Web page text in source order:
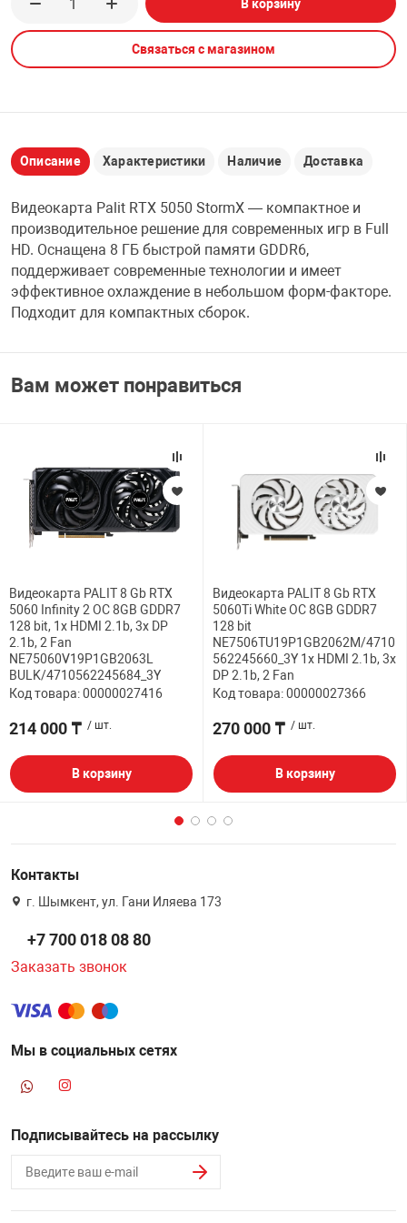
PCI АДАПТЕРЫ
USB
CARD RIDER
НАБОР ДЛЯ
CD-DVD ДИСКИ
В корзину
Связаться с магазином
Описание Характеристики Наличие Доставка
Видеокарта Palit RTX 5050 StormX — компактное и
производительное решение для современных игр в Full
HD. Оснащена 8 ГБ быстрой памяти GDDR6,
поддерживает современные технологии и имеет
эффективное охлаждение в небольшом форм-факторе.
Подходит для компактных сборок.
Вам может понравиться
Видеокарта PALIT 8 Gb RTX
5060 Infinity 2 OC 8GB GDDR7
128 bit, 1x HDMI 2.1b, 3x DP
2.1b, 2 Fan
NE75060V19P1GB2063L
BULK/4710562245684_3Y
Код товара: 00000027416
214 000 ₸ / шт.
В корзину
Видеокарта PALIT 8 Gb RTX
5060Ti White OC 8GB GDDR7
128 bit
NE7506TU19P1GB2062M/4710
562245660_3Y 1x HDMI 2.1b, 3x
DP 2.1b, 2 Fan
Код товара: 00000027366
270 000 ₸ / шт.
В корзину
Контакты
г. Шымкент, ул. Гани Иляева 173
+7 700 018 08 80
Заказать звонок
Мы в социальных сетях
Подписывайтесь на рассылку